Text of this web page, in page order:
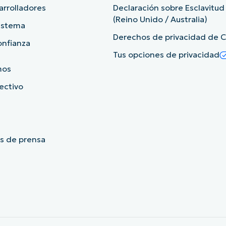
de prensa
Declaración sobre
(Reino Unido / Australia)
Derechos de privacidad de
Tus opciones de privacidad